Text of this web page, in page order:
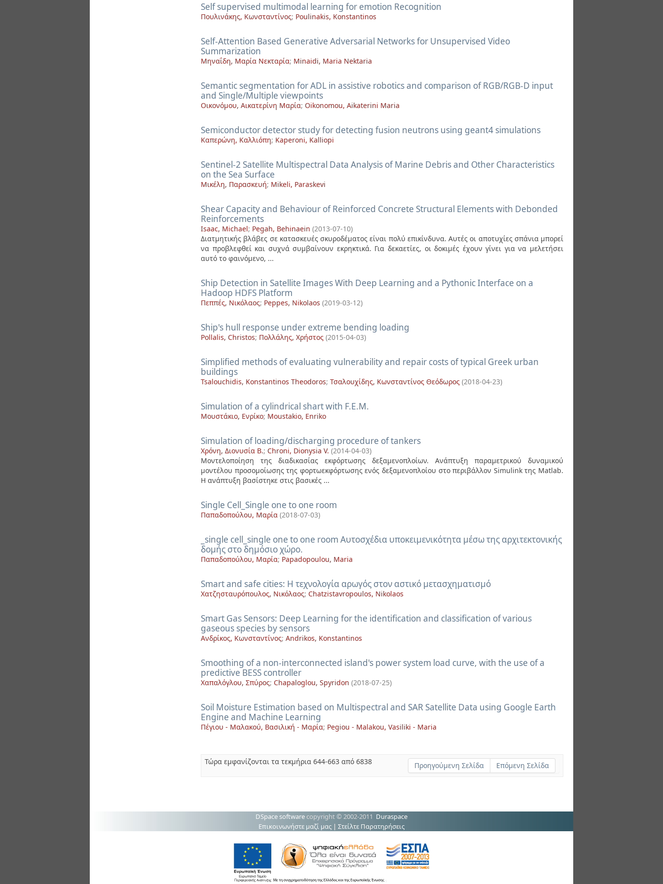
Self supervised multimodal learning for emotion Recognition
Πουλινάκης, Κωνσταντίνος; Poulinakis, Konstantinos
Self-Attention Based Generative Adversarial Networks for Unsupervised Video
Summarization
Μηναΐδη, Μαρία Νεκταρία; Minaidi, Maria Nektaria
Semantic segmentation for ADL in assistive robotics and comparison of RGB/RGB-D input
and Single/Multiple viewpoints
Οικονόμου, Αικατερίνη Μαρία; Oikonomou, Aikaterini Maria
Semiconductor detector study for detecting fusion neutrons using geant4 simulations
Καπερώνη, Καλλιόπη; Kaperoni, Kalliopi
Sentinel-2 Satellite Multispectral Data Analysis of Marine Debris and Other Characteristics
on the Sea Surface
Μικέλη, Παρασκευή; Mikeli, Paraskevi
Shear Capacity and Behaviour of Reinforced Concrete Structural Elements with Debonded
Reinforcements
Isaac, Michael; Pegah, Behinaein (2013-07-10)
Διατμητικής βλάβες σε κατασκευές σκυροδέματος είναι πολύ επικίνδυνα. Αυτές οι αποτυχίες σπάνια μπορεί
να προβλεφθεί και συχνά συμβαίνουν εκρηκτικά. Για δεκαετίες, οι δοκιμές έχουν γίνει για να μελετήσει
αυτό το φαινόμενο, ...
Ship Detection in Satellite Images With Deep Learning and a Pythonic Interface on a
Hadoop HDFS Platform
Πεππές, Νικόλαος; Peppes, Nikolaos (2019-03-12)
Ship's hull response under extreme bending loading
Pollalis, Christos; Πολλάλης, Χρήστος (2015-04-03)
Simplified methods of evaluating vulnerability and repair costs of typical Greek urban
buildings
Tsalouchidis, Konstantinos Theodoros; Τσαλουχίδης, Κωνσταντίνος Θεόδωρος (2018-04-23)
Simulation of a cylindrical shart with F.E.M.
Μουστάκιο, Ενρίκο; Moustakio, Enriko
Simulation of loading/discharging procedure of tankers
Χρόνη, Διονυσία Β.; Chroni, Dionysia V. (2014-04-03)
Μοντελοποίηση της διαδικασίας εκφόρτωσης δεξαμενοπλοίων. Ανάπτυξη παραμετρικού δυναμικού
μοντέλου προσομοίωσης της φορτωεκφόρτωσης ενός δεξαμενοπλοίου στο περιβάλλον Simulink της Matlab.
Η ανάπτυξη βασίστηκε στις βασικές ...
Single Cell_Single one to one room
Παπαδοπούλου, Μαρία (2018-07-03)
_single cell_single one to one room Αυτοσχέδια υποκειμενικότητα μέσω της αρχιτεκτονικής
δομής στο δημόσιο χώρο.
Παπαδοπούλου, Μαρία; Papadopoulou, Maria
Smart and safe cities: Η τεχνολογία αρωγός στον αστικό μετασχηματισμό
Χατζησταυρόπουλος, Νικόλαος; Chatzistavropoulos, Nikolaos
Smart Gas Sensors: Deep Learning for the identification and classification of various
gaseous species by sensors
Ανδρίκος, Κωνσταντίνος; Andrikos, Konstantinos
Smoothing of a non-interconnected island's power system load curve, with the use of a
predictive BESS controller
Χαπαλόγλου, Σπύρος; Chapaloglou, Spyridon (2018-07-25)
Soil Moisture Estimation based on Multispectral and SAR Satellite Data using Google Earth
Engine and Machine Learning
Πέγιου - Μαλακού, Βασιλική - Μαρία; Pegiou - Malakou, Vasiliki - Maria
Τώρα εμφανίζονται τα τεκμήρια 644-663 από 6838 Προηγούμενη Σελίδα Επόμενη Σελίδα
DSpace software copyright © 2002-2011 Duraspace
Επικοινωνήστε μαζί μας | Στείλτε Παρατηρήσεις